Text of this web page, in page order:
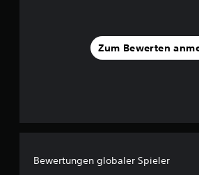
Zum Bewerten
Bewertungen globaler Spieler